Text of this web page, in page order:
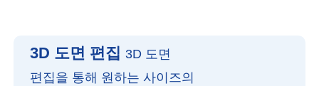
3D 도면 편집 3D 도면
편집을 통해 원하는 사이즈의